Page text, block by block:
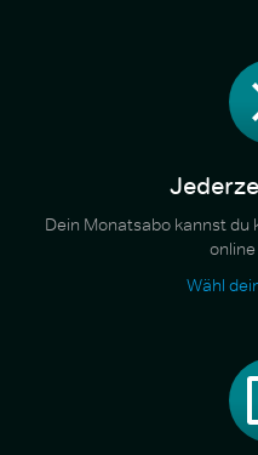
Dein Monatsabo kannst du
Wähl